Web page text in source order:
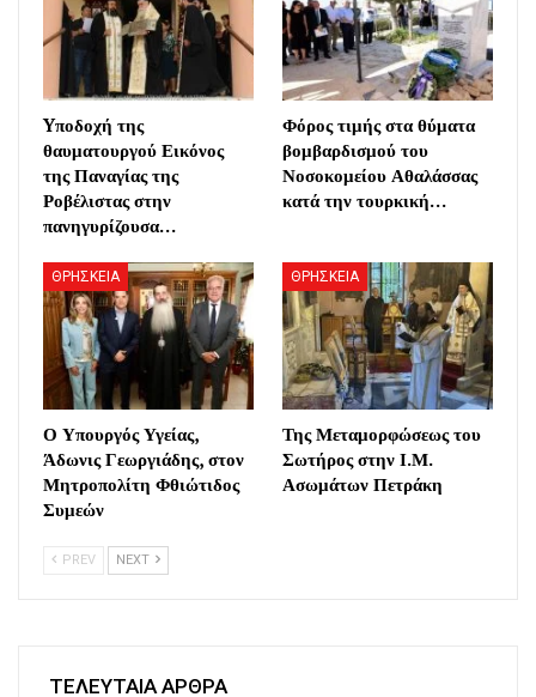
Yποδοχή της
θαυματουργού Εικόνος
της Παναγίας της
Ροβέλιστας στην
πανηγυρίζουσα…
Φόρος τιμής στα θύματα
βομβαρδισμού του
Νοσοκομείου Αθαλάσσας
κατά την τουρκική…
ΘΡΗΣΚΕΙΑ
Ο Υπουργός Υγείας,
Άδωνις Γεωργιάδης, στον
Μητροπολίτη Φθιώτιδος
Συμεών
ΘΡΗΣΚΕΙΑ
Της Μεταμορφώσεως του
Σωτήρος στην Ι.Μ.
Ασωμάτων Πετράκη
PREV NEXT
ΤΕΛΕΥΤΑΙΑ ΑΡΘΡΑ